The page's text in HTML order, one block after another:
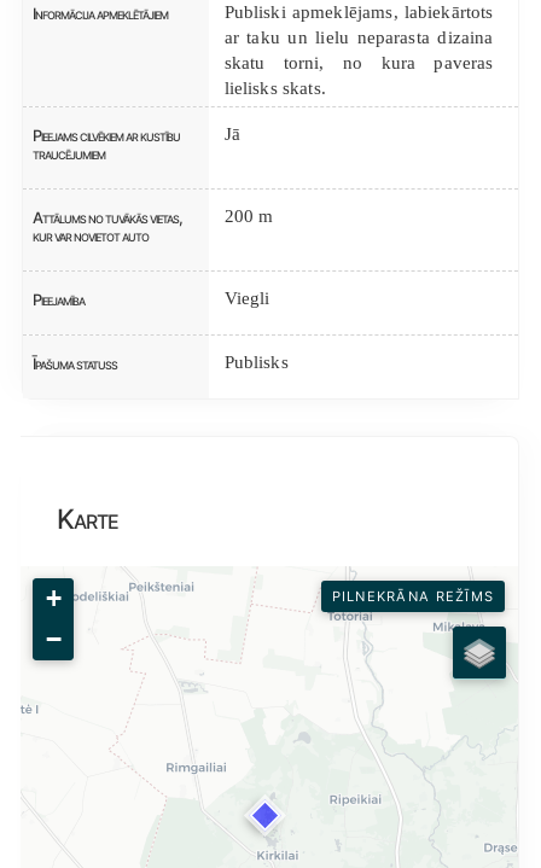
Informācija apmeklētājiem
Publiski apmeklējams, labiekārtots
ar taku un lielu neparasta dizaina
skatu torni, no kura paveras
lielisks skats.
Pieejams cilvēkiem ar kustību
traucējumiem
Jā
Attālums no tuvākās vietas,
kur var novietot auto
200 m
Pieejamība Viegli
Īpašuma statuss Publisks
Karte
PILNEKRĀNA REŽĪMS
+
−